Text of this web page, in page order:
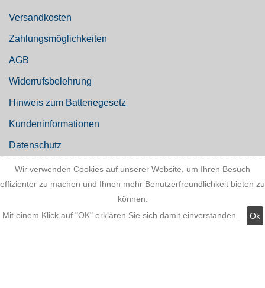
Versandkosten
Zahlungsmöglichkeiten
AGB
Widerrufsbelehrung
Hinweis zum Batteriegesetz
Kundeninformationen
Datenschutz
Wir verwenden Cookies auf unserer Website, um Ihren Besuch
effizienter zu machen und Ihnen mehr Benutzerfreundlichkeit bieten zu
können.
Mit einem Klick auf "OK" erklären Sie sich damit einverstanden.
Ok